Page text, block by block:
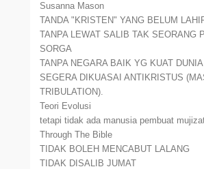
Susanna Mason
TANDA "KRISTEN" YANG BELUM
TANPA LEWAT SALIB TAK SEORANG
SORGA
TANPA NEGARA BAIK YG KUAT
SEGERA DIKUASAI ANTIKRISTUS
TRIBULATION).
Teori Evolusi
tetapi tidak ada manusia pembuat
Through The Bible
TIDAK BOLEH MENCABUT LALANG
TIDAK DISALIB JUMAT